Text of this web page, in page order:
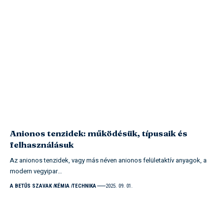
Anionos tenzidek: működésük, típusaik és
felhasználásuk
Az anionos tenzidek, vagy más néven anionos felületaktív anyagok, a
modern vegyipar…
A BETŰS SZAVAK KÉMIA TECHNIKA 2025. 09. 01.